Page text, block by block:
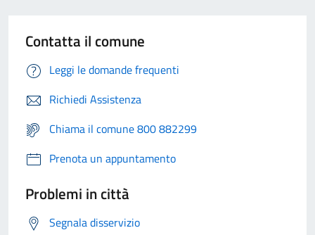
Contatta il comune
Leggi le domande frequenti
Richiedi Assistenza
Chiama il comune 800 882299
Prenota un appuntamento
Problemi in città
Segnala disservizio